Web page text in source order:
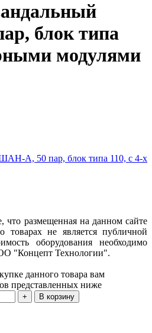
блок типа
модулями
размещенная на данном сайте
товарах не является публичной
оборудования необходимо
"Концепт Технологии".
данного товара вам
представленных ниже
В корзину